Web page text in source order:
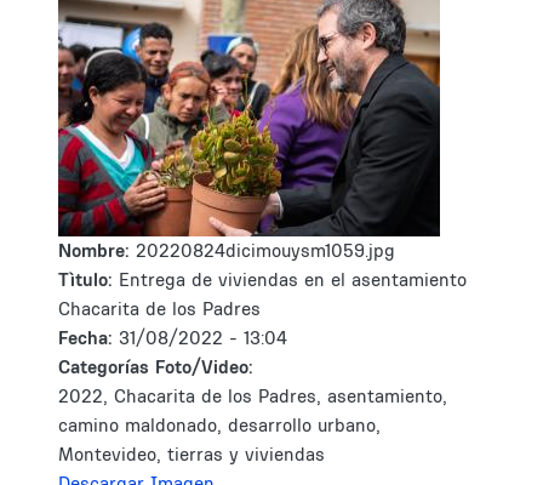
Nombre: 20220824dicimouysm1059.jpg
Tìtulo: Entrega de viviendas en el asentamiento
Chacarita de los Padres
Fecha: 31/08/2022 - 13:04
Categorías Foto/Video:
2022, Chacarita de los Padres, asentamiento,
camino maldonado, desarrollo urbano,
Montevideo, tierras y viviendas